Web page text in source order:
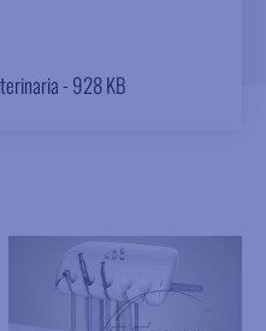
- 928 KB